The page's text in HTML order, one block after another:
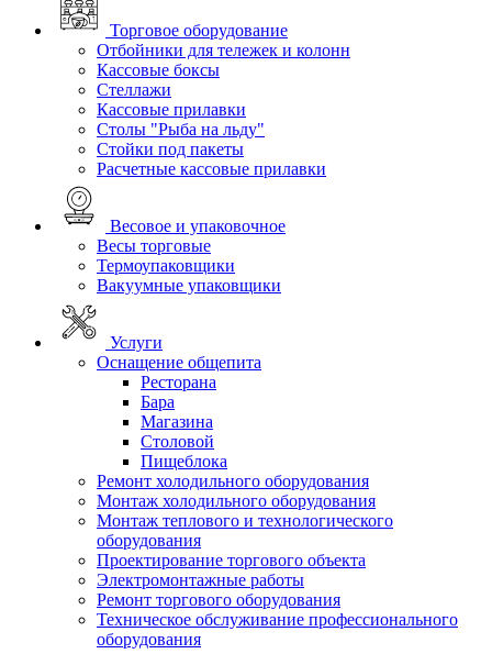
Торговое оборудование
Отбойники для тележек и колонн
Кассовые боксы
Стеллажи
Кассовые прилавки
Столы "Рыба на льду"
Стойки под пакеты
Расчетные кассовые прилавки
Весовое и упаковочное
Весы торговые
Термоупаковщики
Вакуумные упаковщики
Услуги
Оснащение общепита
Ресторана
Бара
Магазина
Столовой
Пищеблока
Ремонт холодильного оборудования
Монтаж холодильного оборудования
Монтаж теплового и технологического
оборудования
Проектирование торгового объекта
Электромонтажные работы
Ремонт торгового оборудования
Техническое обслуживание профессионального
оборудования